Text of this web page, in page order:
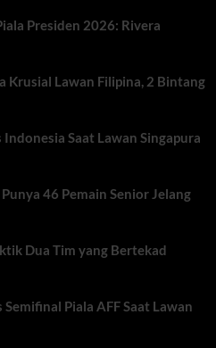
Presiden 2026: Rivera
Krusial Lawan Filipina, 2 Bintang
Saat Lawan Singapura
46 Pemain Senior Jelang
Dua Tim yang Bertekad
Piala AFF Saat Lawan